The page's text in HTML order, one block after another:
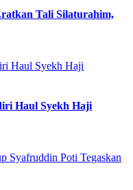
Tali Silaturahim,
Haul Syekh Haji